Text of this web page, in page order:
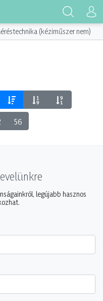
(kéziműszer nem)
56
legújabb hasznos